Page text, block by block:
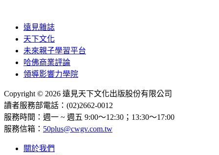
遠見雜誌
天下文化
未來親子學習平台
哈佛商業評論
領導影響力學院
Copyright © 2026 遠見天下文化出版股份有限公司
讀者服務部電話：(02)2662-0012
服務時間：週一 ~ 週五 9:00～12:30；13:30～17:00
服務信箱： 50plus@cwgv.com.tw
關於我們